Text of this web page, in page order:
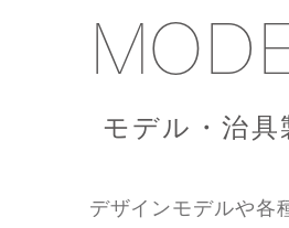
モデル・治具
デザインモデルや各